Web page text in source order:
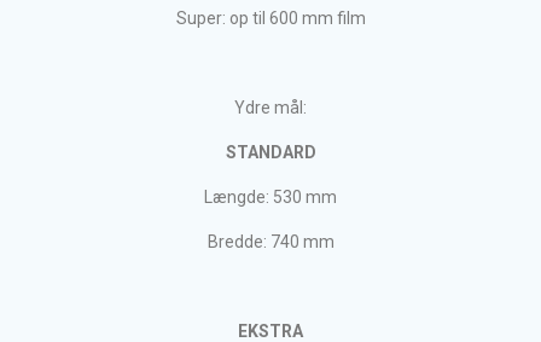
Super: op til 600 mm film
Ydre mål:
STANDARD
Længde: 530 mm
Bredde: 740 mm
EKSTRA